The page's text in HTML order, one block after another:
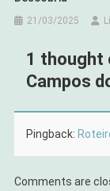
21/03/2025
1 thought
Campos
Pingback:
Comments are